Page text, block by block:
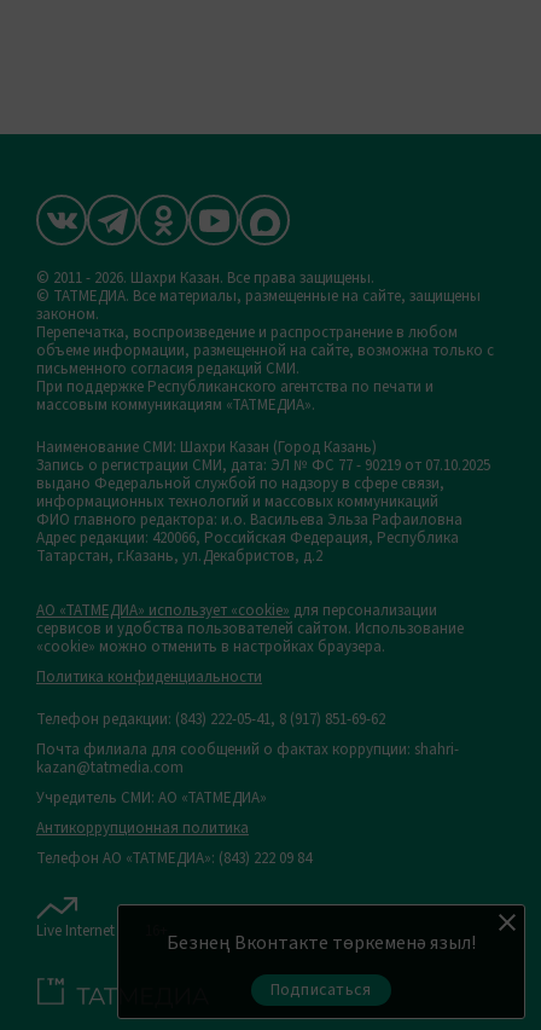
Безнең Вконтакте төркеменә языл!
Подписаться
© 2011 - 2026. Шахри Казан. Все права защищены.
© ТАТМЕДИА. Все материалы, размещенные на сайте, защищены
законом.
Перепечатка, воспроизведение и распространение в любом
объеме информации, размещенной на сайте, возможна только с
письменного согласия редакций СМИ.
При поддержке Республиканского агентства по печати и
массовым коммуникациям «ТАТМЕДИА».
Наименование СМИ: Шахри Казан (Город Казань)
Запись о регистрации СМИ, дата: ЭЛ № ФС 77 - 90219 от 07.10.2025
выдано Федеральной службой по надзору в сфере связи,
информационных технологий и массовых коммуникаций
ФИО главного редактора: и.о. Васильева Эльза Рафаиловна
Адрес редакции: 420066, Российская Федерация, Республика
Татарстан, г.Казань, ул.Декабристов, д.2
АО «ТАТМЕДИА» использует «cookie» для персонализации
сервисов и удобства пользователей сайтом. Использование
«cookie» можно отменить в настройках браузера.
Политика конфиденциальности
Телефон редакции: (843) 222-05-41, 8 (917) 851-69-62
Почта филиала для сообщений о фактах коррупции: shahri-
kazan@tatmedia.com
Учредитель СМИ: АО «ТАТМЕДИА»
Антикоррупционная политика
Телефон АО «ТАТМЕДИА»: (843) 222 09 84
Live Internet